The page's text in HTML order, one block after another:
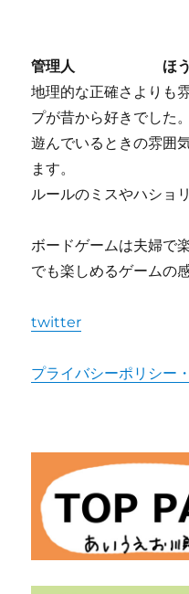
管理人 ほう
地理的な正確さよりも
プが昔から好きでした。
遊んでいるときの雰囲
ます。
ルールのミスやハショ
ボードゲームは夫婦で
でも楽しめるゲームの
twitter
プライバシーポリシー